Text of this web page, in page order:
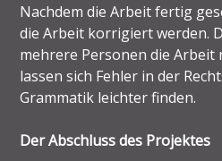
Nachdem die Arbeit fertig
die Arbeit korrigiert werden.
mehrere Personen die Arbeit
lassen sich Fehler in der
Grammatik leichter finden.
Der Abschluss des Projektes